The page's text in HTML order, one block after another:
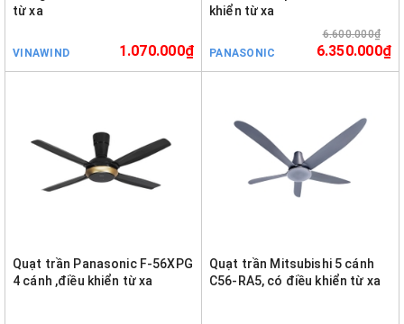
từ xa
VINAWIND 1.070.000₫
khiển từ xa
PANASONIC
6.600.000₫
6.350.000₫
Quạt trần Panasonic F-56XPG
4 cánh ,điều khiển từ xa
Quạt trần Mitsubishi 5 cánh
C56-RA5, có điều khiển từ xa